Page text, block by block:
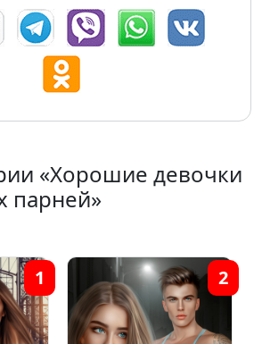
«Хорошие девочки
парней»
1 2